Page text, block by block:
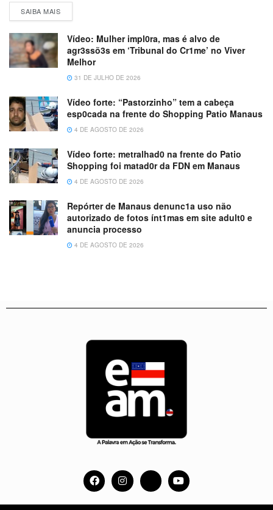
SAIBA MAIS
Vídeo: Mulher impl0ra, mas é alvo de
agr3ssõ3s em ‘Tribunal do Cr1me’ no Viver
Melhor
31 DE JULHO DE 2026
Vídeo forte: “Pastorzinho” tem a cabeça
esp0cada na frente do Shopping Patio Manaus
4 DE AGOSTO DE 2026
Vídeo forte: metralhad0 na frente do Patio
Shopping foi matad0r da FDN em Manaus
4 DE AGOSTO DE 2026
Repórter de Manaus denunc1a uso não
autorizado de fotos ínt1mas em site adult0 e
anuncia processo
4 DE AGOSTO DE 2026